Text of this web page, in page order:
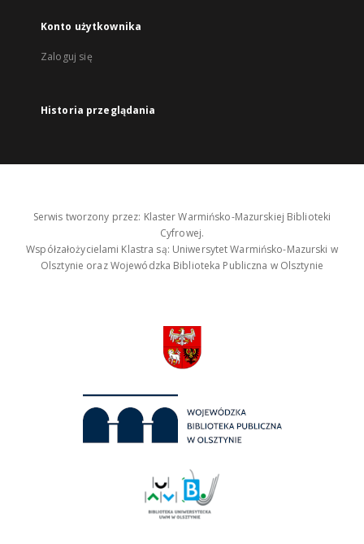
Konto użytkownika
Zaloguj się
Historia przeglądania
Serwis tworzony przez: Klaster Warmińsko-Mazurskiej Biblioteki
Cyfrowej.
Współzałożycielami Klastra są: Uniwersytet Warmińsko-Mazurski w
Olsztynie oraz Wojewódzka Biblioteka Publiczna w Olsztynie